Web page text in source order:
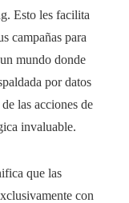
Esto les facilita
campañas para
mundo donde
por datos
las acciones de
invaluable.
que las
con